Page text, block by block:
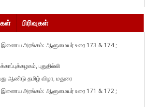
பிரிவுகள்
– இணைய அரங்கம்: ஆளுமையர் உரை 173 & 174 ;
புதுதில்லி
ஆண்டு தமிழ் விழா, மதுரை
– இணைய அரங்கம்: ஆளுமையர் உரை 171 & 172 ;